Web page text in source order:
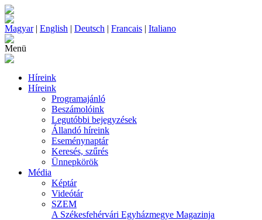
Magyar| English | Deutsch | Francais | Italiano
Menü
Híreink
Híreink
Programajánló
Beszámolóink
Legutóbbi bejegyzések
Állandó híreink
Eseménynaptár
Keresés, szűrés
Ünnepkörök
Média
Képtár
Videótár
SZEM
A Székesfehérvári Egyházmegye Magazinja